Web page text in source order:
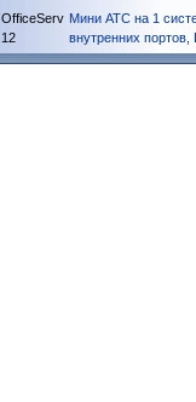
OfficeServ
12
Мини АТС на 1
внутренних портов,